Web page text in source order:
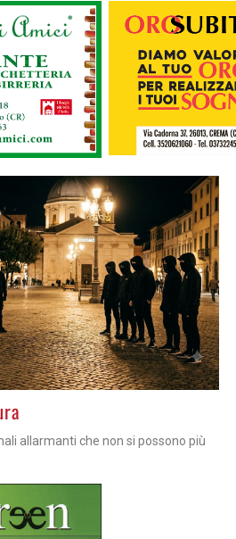
allarmanti che non si possono più